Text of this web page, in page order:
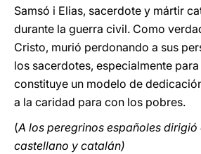
Samsó i Elias, sacerdote y mártir
durante la guerra civil. Como
Cristo, murió perdonando a sus
los sacerdotes, especialmente
constituye un modelo de
a la caridad para con los pobres.
(A los peregrinos españoles
castellano y catalán)